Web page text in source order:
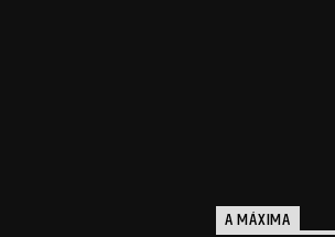
A MÁXIMA